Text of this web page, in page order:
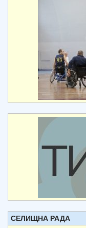
СЕЛИЩНА РАДА